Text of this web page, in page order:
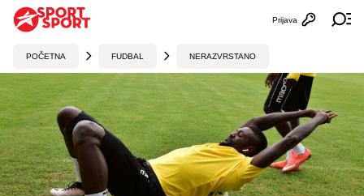
Otvori
Prijava
POČETNA FUDBAL NERAZVRSTANO